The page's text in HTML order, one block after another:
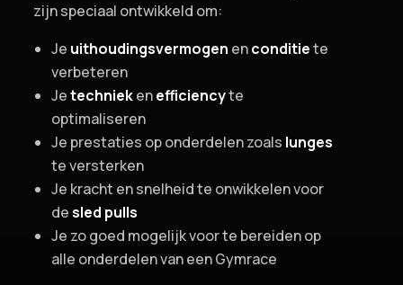
zijn speciaal ontwikkeld om:
Je uithoudingsvermogen enconditie te
verbeteren
Jetechniekenefficiencyte
optimaliseren
Je prestaties op onderdelen zoals lunges
te versterken
Je kracht en snelheid te onwikkelen voor
desled pulls
Je zo goed mogelijk voor te bereiden op
alle onderdelen van een Gymrace